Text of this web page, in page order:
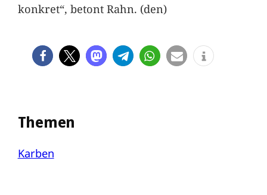
konkret“, betont Rahn. (den)
Themen
Karben